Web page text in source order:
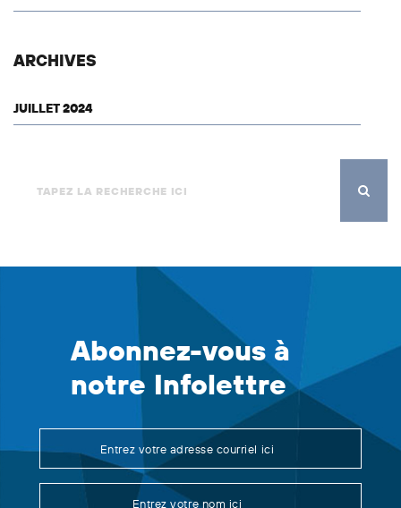
ARCHIVES
JUILLET 2024
Abonnez-vous à
notre Infolettre